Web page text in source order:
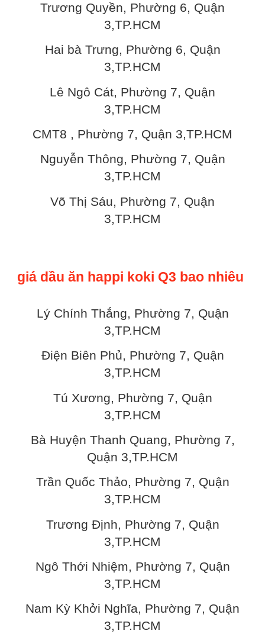
Trương Quyền, Phường 6, Quận
3,TP.HCM
Hai bà Trưng, Phường 6, Quận
3,TP.HCM
Lê Ngô Cát, Phường 7, Quận
3,TP.HCM
CMT8 , Phường 7, Quận 3,TP.HCM
Nguyễn Thông, Phường 7, Quận
3,TP.HCM
Võ Thị Sáu, Phường 7, Quận
3,TP.HCM
giá dầu ăn happi koki Q3 bao nhiêu
Lý Chính Thắng, Phường 7, Quận
3,TP.HCM
Điện Biên Phủ, Phường 7, Quận
3,TP.HCM
Tú Xương, Phường 7, Quận
3,TP.HCM
Bà Huyện Thanh Quang, Phường 7,
Quận 3,TP.HCM
Trần Quốc Thảo, Phường 7, Quận
3,TP.HCM
Trương Định, Phường 7, Quận
3,TP.HCM
Ngô Thới Nhiệm, Phường 7, Quận
3,TP.HCM
Nam Kỳ Khởi Nghĩa, Phường 7, Quận
3,TP.HCM